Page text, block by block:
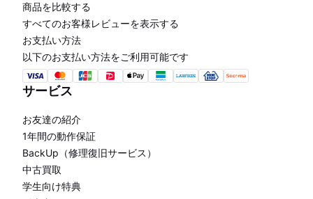
商品を比較する
すべてのお客様レビューを表示する
お支払い方法
以下のお支払い方法をご利用可能です
サービス
お友達の紹介
1年間の動作保証
BackUp（修理復旧サービス）
中古買取
学生向け特典